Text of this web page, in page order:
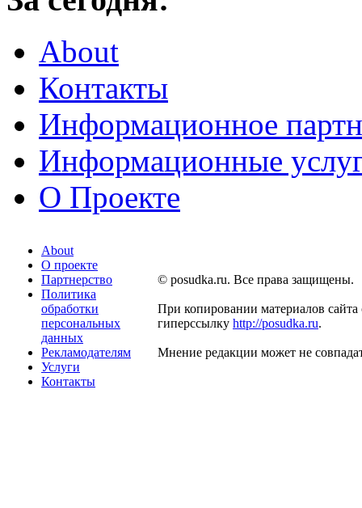
About
Контакты
Информационное
Информационные
О Проекте
About
О проекте
Партнерство
Политика
обработки
персональных
данных
Рекламодателям
Услуги
Контакты
© posudka.ru. Все права защищены.
При копировании материалов сайта
гиперссылку http://posudka.ru.
Мнение редакции может не